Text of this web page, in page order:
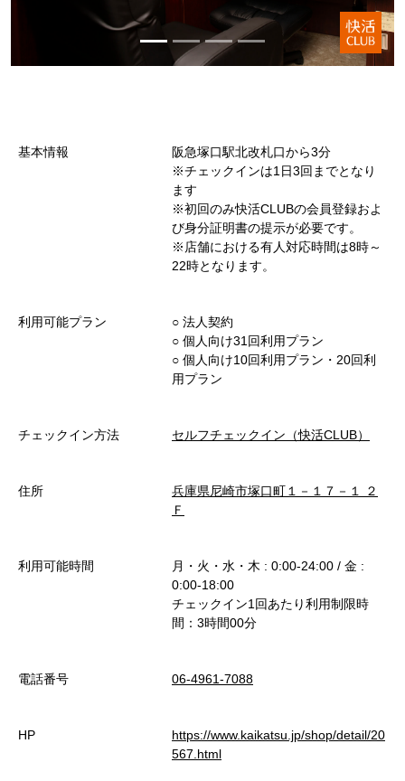
基本情報
阪急塚口駅北改札口から3分
※チェックインは1日3回までとなり
ます
※初回のみ快活CLUBの会員登録およ
び身分証明書の提示が必要です。
※店舗における有人対応時間は8時～
22時となります。
利用可能プラン
○︎ 法人契約
○︎ 個人向け31回利用プラン
○︎ 個人向け10回利用プラン・20回利
用プラン
チェックイン方法 セルフチェックイン（快活CLUB）
住所
兵庫県尼崎市塚口町１－１７－１ ２
Ｆ
利用可能時間
月・火・水・木 : 0:00-24:00 / 金 :
0:00-18:00
チェックイン1回あたり利用制限時
間：3時間00分
電話番号 06-4961-7088
HP
https://www.kaikatsu.jp/shop/detail/20
567.html